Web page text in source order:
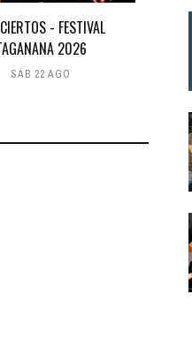
- FESTIVAL
2026
SÁB 22 AGO